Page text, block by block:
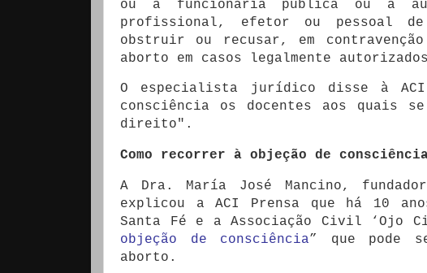
ou a funcionária pública ou a
profissional, efetor ou pessoal de
obstruir ou recusar, em
aborto em casos legalmente
O especialista jurídico disse à ACI
consciência os docentes aos quais
direito".
Como recorrer à objeção de
A Dra. María José Mancino,
explicou a ACI Prensa que há 10
Santa Fé e a Associação Civil ‘Ojo
objeção de consciência” que pode
aborto.